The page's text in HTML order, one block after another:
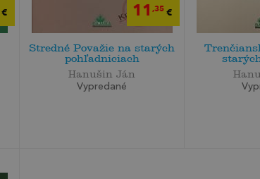
€ 11 ,35 €
Stredné Považie na starých
pohľadniciach
Hanušin Ján
Vypredané